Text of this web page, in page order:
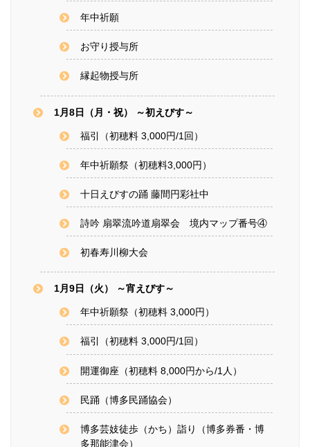
年中祈願
お守り授与所
縁起物授与所
1月8日（月・祝） ～初えびす～
福引（初穂料 3,000円/1回）
年中祈願祭（初穂料3,000円）
十日えびすの踊 藤間円彩社中
詩吟 扇翠流吟道扇翠会 境内マップ番号④
初春寿川柳大会
1月9日（火） ～宵えびす～
年中祈願祭（初穂料 3,000円）
福引（初穂料 3,000円/1回）
開運御座（初穂料 8,000円から/1人）
民踊（博多民踊協会）
博多芸妓徒歩（かち）詣り（博多券番・博
多那能津会）